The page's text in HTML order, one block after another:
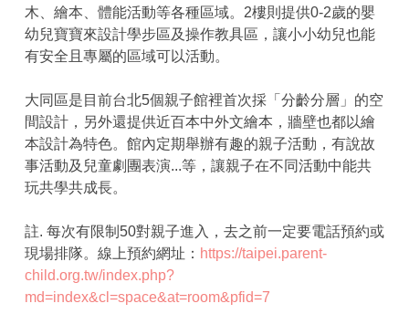
木、繪本、體能活動等各種區域。2樓則提供0-2歲的嬰
幼兒寶寶來設計學步區及操作教具區，讓小小幼兒也能
有安全且專屬的區域可以活動。
大同區是目前台北5個親子館裡首次採「分齡分層」的空
間設計，另外還提供近百本中外文繪本，牆壁也都以繪
本設計為特色。館內定期舉辦有趣的親子活動，有說故
事活動及兒童劇團表演...等，讓親子在不同活動中能共
玩共學共成長。
註. 每次有限制50對親子進入，去之前一定要電話預約或
現場排隊。線上預約網址： https://taipei.parent-
child.org.tw/index.php?
md=index&cl=space&at=room&pfid=7